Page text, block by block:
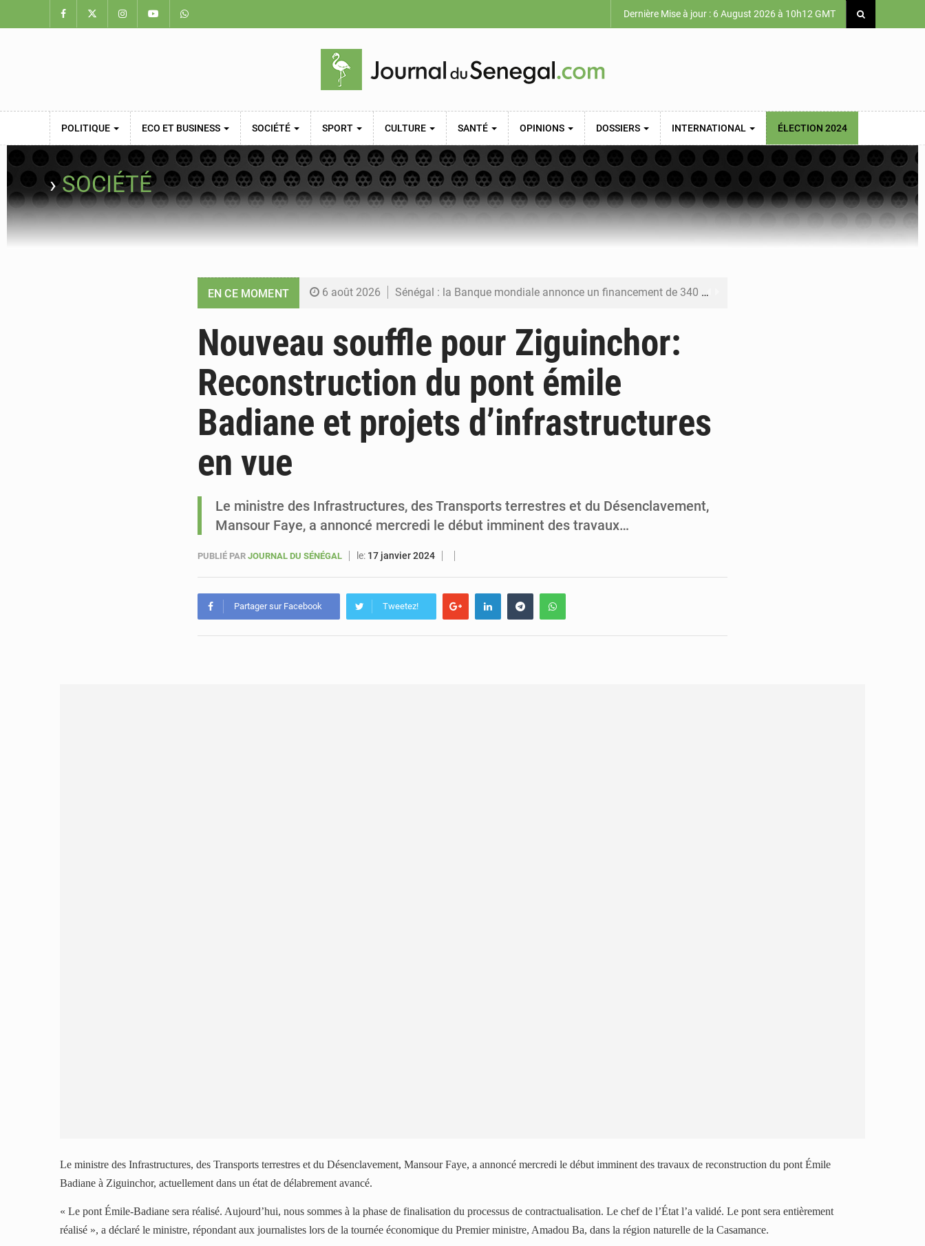
Dernière Mise à jour : 6 August 2026 à 10h12 GMT
POLITIQUE ECO ET BUSINESS SOCIÉTÉ SPORT CULTURE SANTÉ OPINIONS DOSSIERS INTERNATIONAL ÉLECTION 2024
›SOCIÉTÉ
EN CE MOMENT 6 août 2026 Sénégal : la Banque mondiale annonce un financement de 340 milliards FCFA pour soutenir les priorités de la Vision Sénégal 2050
5 août 2026 Sénégal : les subventions à l’énergie bondissent à 729 milliards FCFA pour contenir les prix des carburants et de l’électricité
5 août 2026 Sénégal : le niveau du fleuve Sénégal poursuit sa montée à Podor, les autorités appellent à la vigilance
5 août 2026 Sénégal : Ousmane Diagne prêtera serment le 11 août comme président du Conseil constitutionnel
Nouveau souffle pour Ziguinchor:
Reconstruction du pont émile
Badiane et projets d’infrastructures
en vue
Le ministre des Infrastructures, des Transports terrestres et du Désenclavement,
Mansour Faye, a annoncé mercredi le début imminent des travaux…
PUBLIÉ PAR JOURNAL DU SÉNÉGAL le: 17 janvier 2024
Partager sur Facebook Tweetez!
Le ministre des Infrastructures, des Transports terrestres et du Désenclavement, Mansour Faye, a annoncé mercredi le début imminent des travaux de reconstruction du pont Émile
Badiane à Ziguinchor, actuellement dans un état de délabrement avancé.
« Le pont Émile-Badiane sera réalisé. Aujourd’hui, nous sommes à la phase de finalisation du processus de contractualisation. Le chef de l’État l’a validé. Le pont sera entièrement
réalisé », a déclaré le ministre, répondant aux journalistes lors de la tournée économique du Premier ministre, Amadou Ba, dans la région naturelle de la Casamance.